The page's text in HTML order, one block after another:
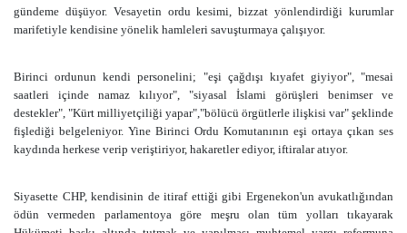
gündeme düşüyor. Vesayetin ordu kesimi, bizzat yönlendirdiği kurumlar
marifetiyle kendisine yönelik hamleleri savuşturmaya çalışıyor.
Birinci ordunun kendi personelini; "eşi çağdışı kıyafet giyiyor", "mesai
saatleri içinde namaz kılıyor", "siyasal İslami görüşleri benimser ve
destekler", "Kürt milliyetçiliği yapar","bölücü örgütlerle ilişkisi var" şeklinde
fişlediği belgeleniyor. Yine Birinci Ordu Komutanının eşi ortaya çıkan ses
kaydında herkese verip veriştiriyor, hakaretler ediyor, iftiralar atıyor.
Siyasette CHP, kendisinin de itiraf ettiği gibi Ergenekon'un avukatlığından
ödün vermeden parlamentoya göre meşru olan tüm yolları tıkayarak